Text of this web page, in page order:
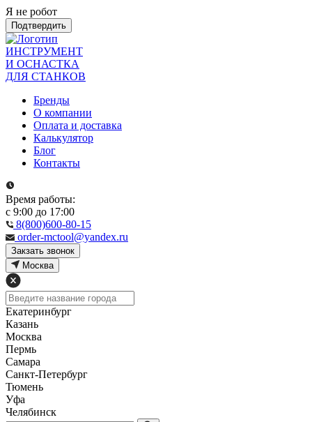
Я не робот
Подтвердить
ИНСТРУМЕНТ
И ОСНАСТКА
ДЛЯ СТАНКОВ
Бренды
О компании
Оплата и доставка
Калькулятор
Блог
Контакты
Время работы:
с 9:00 до 17:00
8(800)600-80-15
order-mctool@yandex.ru
Закзать звонок
Москва
Екатеринбург
Казань
Москва
Пермь
Самара
Санкт-Петербург
Тюмень
Уфа
Челябинск